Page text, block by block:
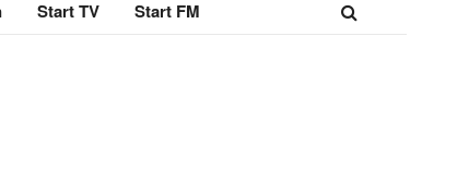
Start TV Start FM